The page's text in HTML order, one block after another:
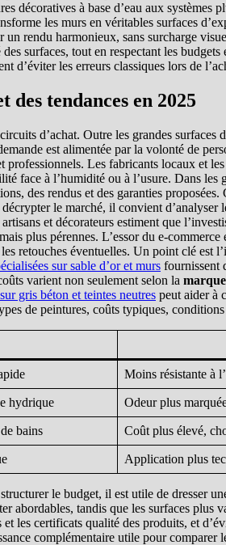
à base d’eau aux systèmes
les murs en véritables surfaces
rendu harmonieux, sans surcharge
surfaces, tout en respectant les
d’éviter les erreurs classiques lors de
tendances en 2025
d’achat. Outre les grandes surfaces
est alimentée par la volonté de
Les fabricants locaux et
face à l’humidité ou à l’usure. Dans
des rendus et des garanties
le marché, il convient
et décorateurs estiment que
plus pérennes. L’essor du e-
retouches éventuelles. Un point clé
sur sable d’or et murs fournissent
varient non seulement selon la marque
gris béton et teintes neutres peut aider à
de peintures, coûts typiques,
Moins résistante à
hydrique Odeur plus
bains Coût plus élevé,
Application plus
le budget, il est utile de dresser
abordables, tandis que les surfaces
les certificats qualité des produits, et
complémentaire utile pour comparer